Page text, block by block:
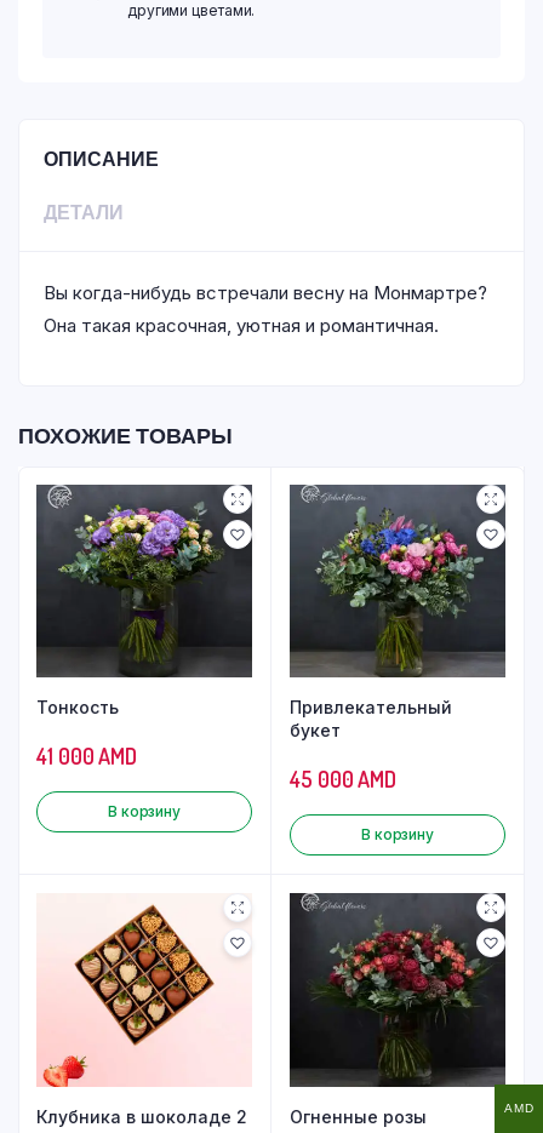
другими цветами.
ОПИСАНИЕ
ДЕТАЛИ
Вы когда-нибудь встречали весну на Монмартре?
Она такая красочная, уютная и романтичная.
ПОХОЖИЕ ТОВАРЫ
Тонкость
41 000AMD
В корзину
Привлекательный
букет
45 000AMD
В корзину
Клубника в шоколаде 2 Огненные розы AMD